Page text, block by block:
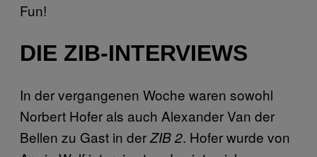
Fun!
DIE ZIB-INTERVIEWS
In der vergangenen Woche waren sowohl
Norbert Hofer als auch Alexander Van der
Bellen zu Gast in derZIB 2. Hofer wurde von